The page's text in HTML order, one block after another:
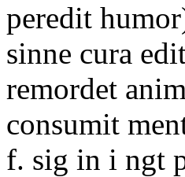
peredit
sinne cura
remordet
consumit
f. sig in i ngt